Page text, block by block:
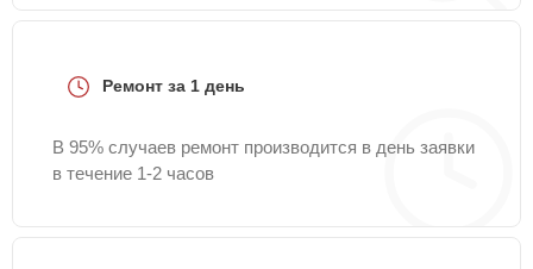
Ремонт за 1 день
В 95% случаев ремонт производится в день заявки
в течение 1-2 часов